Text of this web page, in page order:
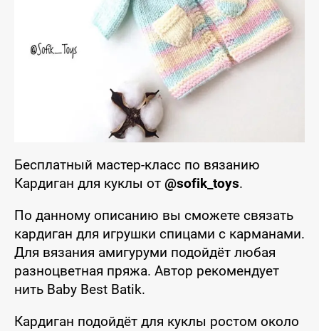
Бесплатный мастер-класс по вязанию
Кардиган для куклы от @sofik_toys.
По данному описанию вы сможете связать
кардиган для игрушки спицами с карманами.
Для вязания амигуруми подойдёт любая
разноцветная пряжа. Автор рекомендует
нить Baby Best Batik.
Кардиган подойдёт для куклы ростом около